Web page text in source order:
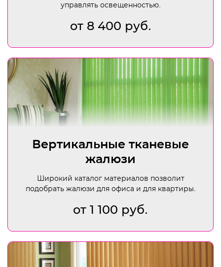
управлять освещенностью.
от 8 400 руб.
Вертикальные тканевые
жалюзи
Широкий каталог материалов позволит
подобрать жалюзи для офиса и для квартиры.
от 1 100 руб.